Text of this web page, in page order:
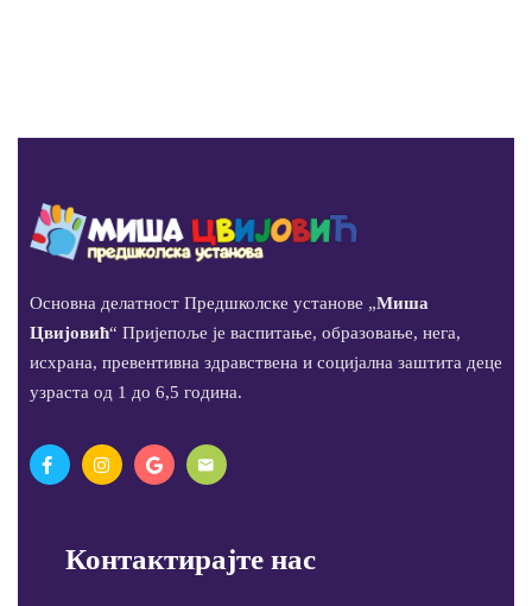
Основна делатност Предшколске установе „Миша
Цвијовић“ Пријепоље је васпитање, образовање, нега,
исхрана, превентивна здравствена и социјална заштита деце
узраста од 1 до 6,5 година.
Контактирајте нас